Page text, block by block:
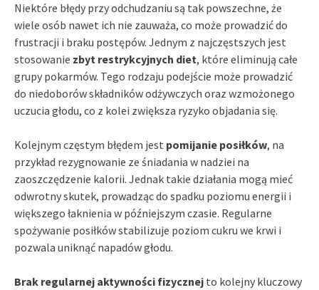
Niektóre błędy przy odchudzaniu są tak powszechne, że
wiele osób nawet ich nie zauważa, co może prowadzić do
frustracji i braku postępów. Jednym z najczęstszych jest
stosowanie zbyt restrykcyjnych diet, które eliminują całe
grupy pokarmów. Tego rodzaju podejście może prowadzić
do niedoborów składników odżywczych oraz wzmożonego
uczucia głodu, co z kolei zwiększa ryzyko objadania się.
Kolejnym częstym błędem jest pomijanie posiłków, na
przykład rezygnowanie ze śniadania w nadziei na
zaoszczędzenie kalorii. Jednak takie działania mogą mieć
odwrotny skutek, prowadząc do spadku poziomu energii i
większego łaknienia w późniejszym czasie. Regularne
spożywanie posiłków stabilizuje poziom cukru we krwi i
pozwala uniknąć napadów głodu.
Brak regularnej aktywności fizycznej to kolejny kluczowy